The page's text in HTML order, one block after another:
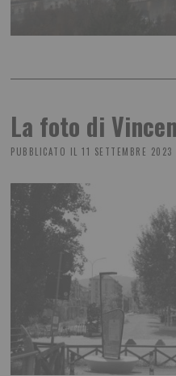
La foto di
PUBBLICATO IL 11 SETTEMBRE 2023